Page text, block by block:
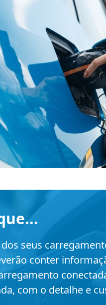
seus
conter
com o detalhe e